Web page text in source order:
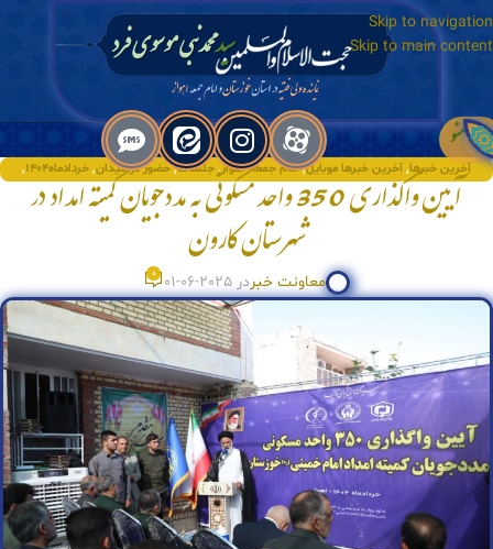
Skip to navigation
Skip to main content
منو
آخرین خبرها, آخرین خبرها موبایل,امام جمعه اهواز, جلسات,حضور در میدان, خردادماه۱۴۰۴
,
سال۱۴۰۴
,عکس, ویژه
آیین واگذاری 350 واحد مسکونی به مددجویان کمیته امداد در
شهرستان کارون
معاونت خبر در 2025-06-01 0